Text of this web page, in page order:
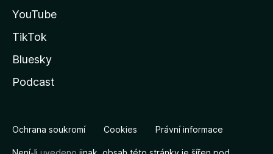
YouTube
TikTok
Bluesky
Podcast
Ochrana soukromí Cookies Právní informace